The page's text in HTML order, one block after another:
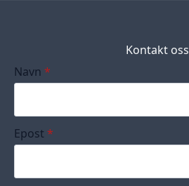
Kontakt oss
Navn *
Epost *